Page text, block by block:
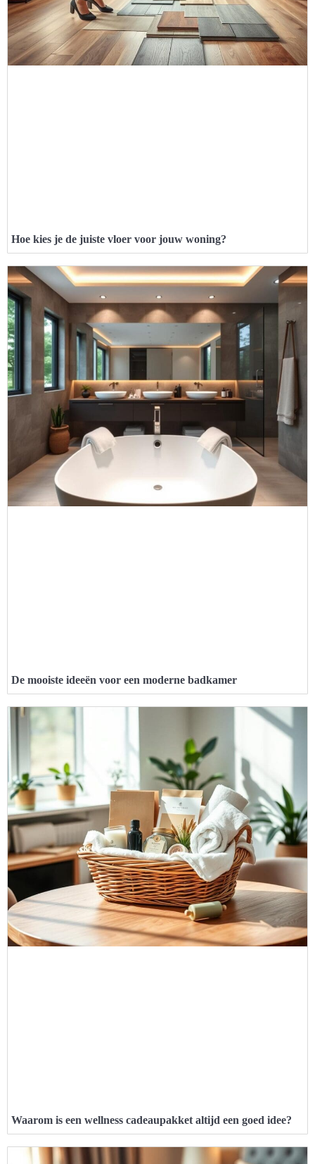
Hoe kies je de juiste vloer voor jouw woning?
De mooiste ideeën voor een moderne badkamer
Waarom is een wellness cadeaupakket altijd een goed idee?